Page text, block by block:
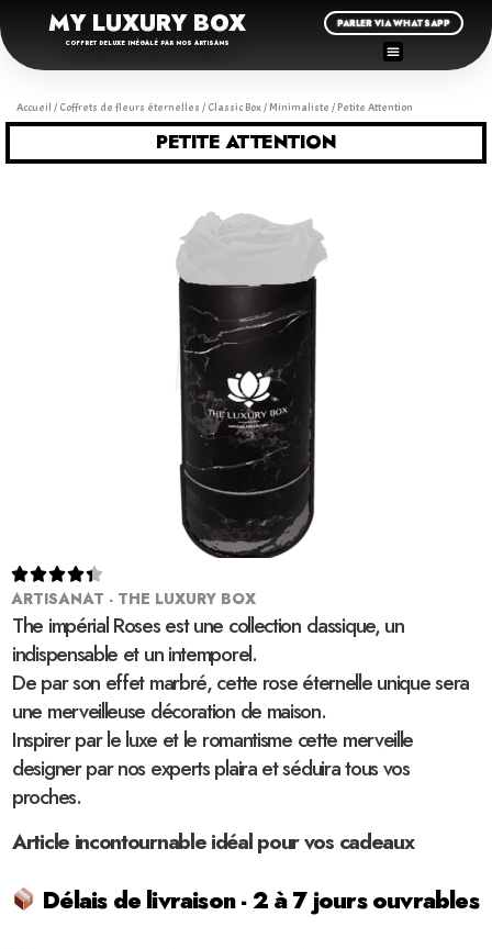
MY LUXURY BOX
COFFRET DELUXE INÉGALÉ PAR NOS ARTISANS
PARLER VIA WHATSAPP
Accueil / Coffrets de fleurs éternelles / Classic Box/ Minimaliste / Petite Attention
PETITE ATTENTION

ARTISANAT - THE LUXURY BOX
The impérial Roses est une collection classique, un
indispensable et un intemporel.
De par son effet marbré, cette rose éternelle unique sera
une merveilleuse décoration de maison.
Inspirer par le luxe et le romantisme cette merveille
designer par nos experts plaira et séduira tous vos
proches.
Article incontournable idéal pour vos cadeaux
Délais de livraison - 2 à 7 jours ouvrables